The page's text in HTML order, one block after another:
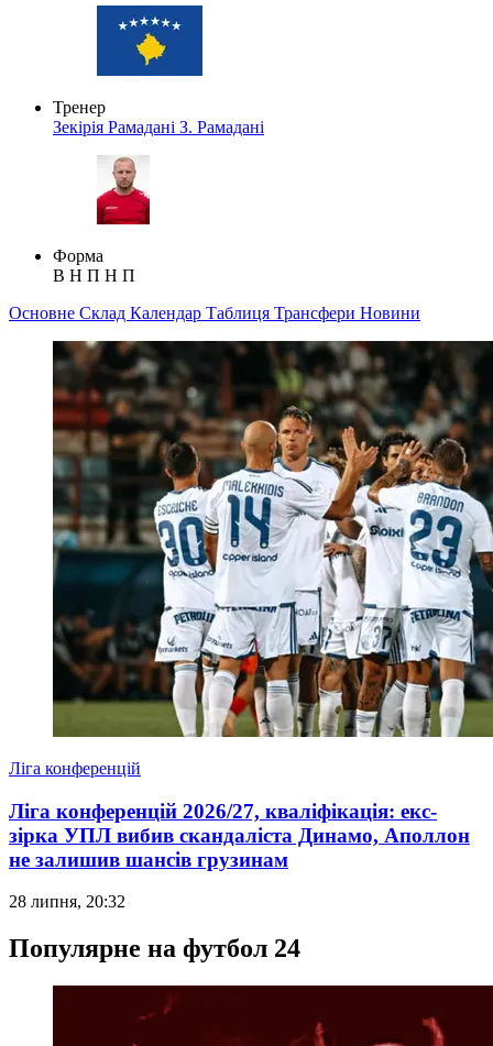
Тренер
Зекірія Рамадані З. Рамадані
Форма
В Н П Н П
Основне Склад Календар Таблиця Трансфери Новини
Ліга конференцій
Ліга конференцій 2026/27, кваліфікація: екс-
зірка УПЛ вибив скандаліста Динамо, Аполлон
не залишив шансів грузинам
28 липня, 20:32
Популярне на футбол 24